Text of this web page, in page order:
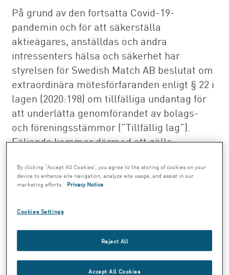
På grund av den fortsatta Covid-19-
pandemin och för att säkerställa
aktieägares, anställdas och andra
intressenters hälsa och säkerhet har
styrelsen för Swedish Match AB beslutat om
extraordinära mötesförfaranden enligt § 22 i
lagen (2020:198) om tillfälliga undantag för
att underlätta genomförandet av bolags-
och föreningsstämmor (”Tillfällig lag”).
Följande kommer därmed att gälla:
1. Årsstämman kommer att äga rum
tisdagen den 13 april 2021. Inga aktieägare,
ombud eller andra externa personer kan
dock delta personligen.
2. Aktieägare kommer endast att kunna
delta på årsstämman genom att i förväg
rösta på förslagen på stämman samt skicka
frågor till bolaget. Se avsnitt B nedan för
By clicking “Accept All Cookies”, you agree to the storing of cookies on your
device to enhance site navigation, analyze site usage, and assist in our
marketing efforts. Privacy Notice
Cookies Settings
Reject All
Accept All Cookies